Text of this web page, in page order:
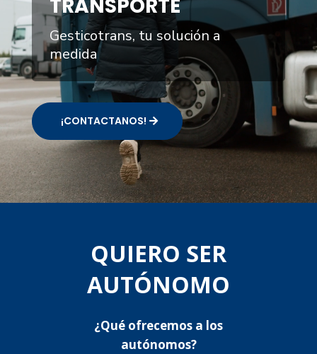
TRANSPORTE
Gesticotrans, tu solución a
medida
¡CONTACTANOS!
QUIERO SER
AUTÓNOMO
¿Qué ofrecemos a los
autónomos?